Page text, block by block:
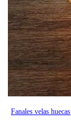
Fanales velas huecas